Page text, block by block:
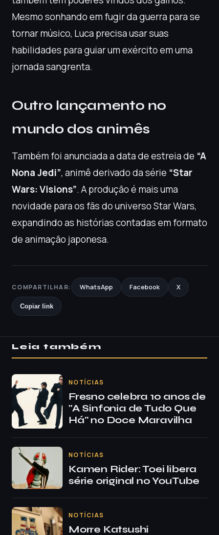
Mesmo sonhando em fugir da guerra para se
tornar músico, Luca precisa usar suas
habilidades para guiar um exército em uma
jornada sangrenta.
Outro lançamento no
mundo dos animês
Também foi anunciada a data de estreia de “A
Nona Jedi”, animê derivado da série “Star
Wars: Visions”. A produção é mais uma
novidade para os fãs do universo Star Wars,
expandindo as histórias contadas em formato
de animação japonesa.
COMPARTILHAR: WhatsApp Facebook X
Copiar link
Leia também
NOTÍCIAS
Fresno celebra 10 anos de
"A Sinfonia de Tudo Que
Há" no Doce Maravilha
NOTÍCIAS
Kamen Rider: Toei libera
série original no YouTube
NOTÍCIAS
Morre Katsushi